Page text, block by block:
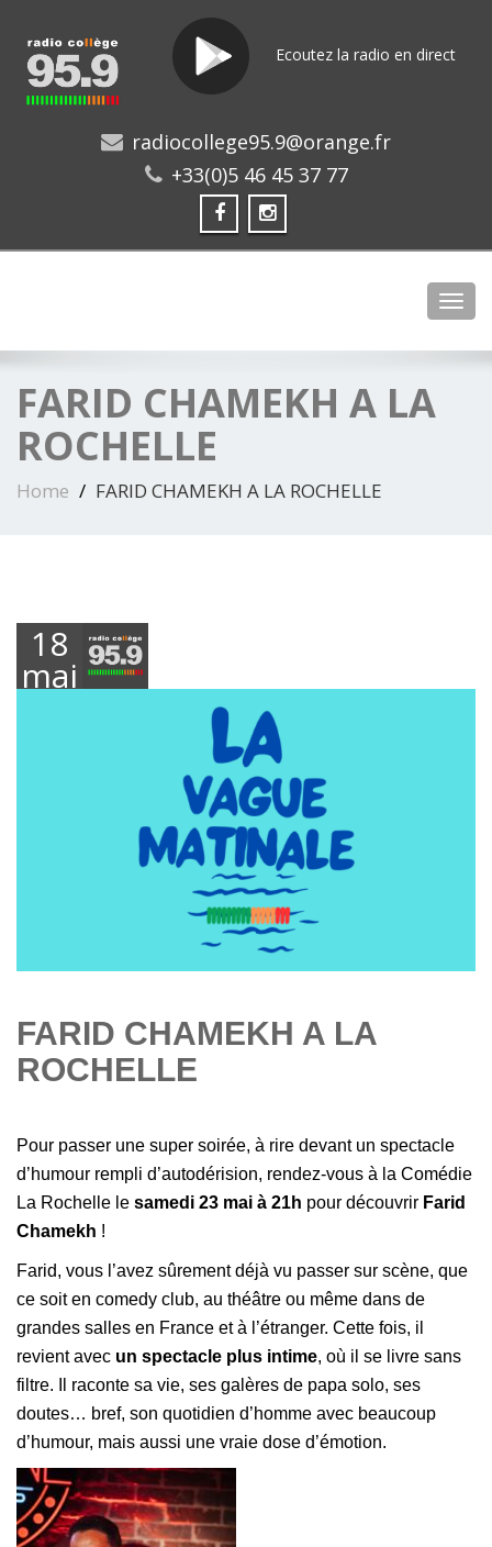
Ecoutez la radio en direct
radiocollege95.9@orange.fr
+33(0)5 46 45 37 77
FARID CHAMEKH A LA
ROCHELLE
Home FARID CHAMEKH A LA ROCHELLE
18
mai
FARID CHAMEKH A LA
ROCHELLE
Pour passer une super soirée, à rire devant un spectacle
d’humour rempli d’autodérision, rendez-vous à la Comédie
La Rochelle le samedi 23 mai à 21h pour découvrir Farid
Chamekh !
Farid, vous l’avez sûrement déjà vu passer sur scène, que
ce soit en comedy club, au théâtre ou même dans de
grandes salles en France et à l’étranger. Cette fois, il
revient avec un spectacle plus intime, où il se livre sans
filtre. Il raconte sa vie, ses galères de papa solo, ses
doutes… bref, son quotidien d’homme avec beaucoup
d’humour, mais aussi une vraie dose d’émotion.